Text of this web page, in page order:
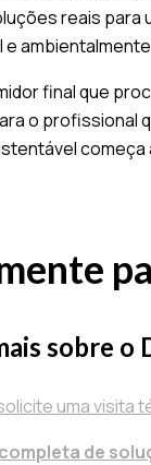
reais para
final que
o profissional
começa
sobre o
uma visita
de